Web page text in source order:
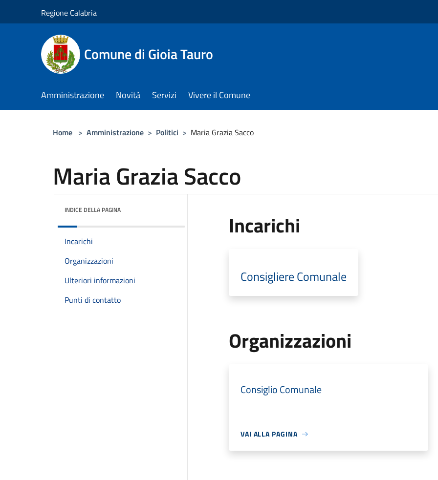
Regione Calabria
Comune di Gioia Tauro
Amministrazione Novità Servizi Vivere il Comune
Home > Amministrazione > Politici > Maria Grazia Sacco
Maria Grazia Sacco
INDICE DELLA PAGINA
Incarichi
Organizzazioni
Ulteriori informazioni
Punti di contatto
Incarichi
Consigliere Comunale
Organizzazioni
Consiglio Comunale
VAI ALLA PAGINA